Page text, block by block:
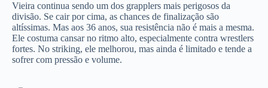
Vieira continua sendo um dos grapplers mais perigosos da
divisão. Se cair por cima, as chances de finalização são
altíssimas. Mas aos 36 anos, sua resistência não é mais a mesma.
Ele costuma cansar no ritmo alto, especialmente contra wrestlers
fortes. No striking, ele melhorou, mas ainda é limitado e tende a
sofrer com pressão e volume.